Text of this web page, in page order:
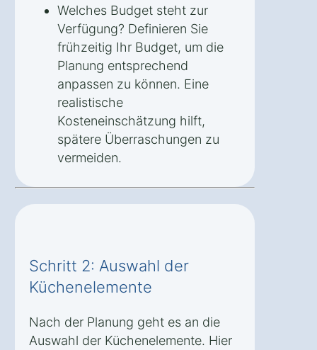
Welches Budget steht zur
Verfügung? Definieren Sie
frühzeitig Ihr Budget, um die
Planung entsprechend
anpassen zu können. Eine
realistische
Kosteneinschätzung hilft,
spätere Überraschungen zu
vermeiden.
Schritt 2: Auswahl der
Küchenelemente
Nach der Planung geht es an die
Auswahl der Küchenelemente. Hier